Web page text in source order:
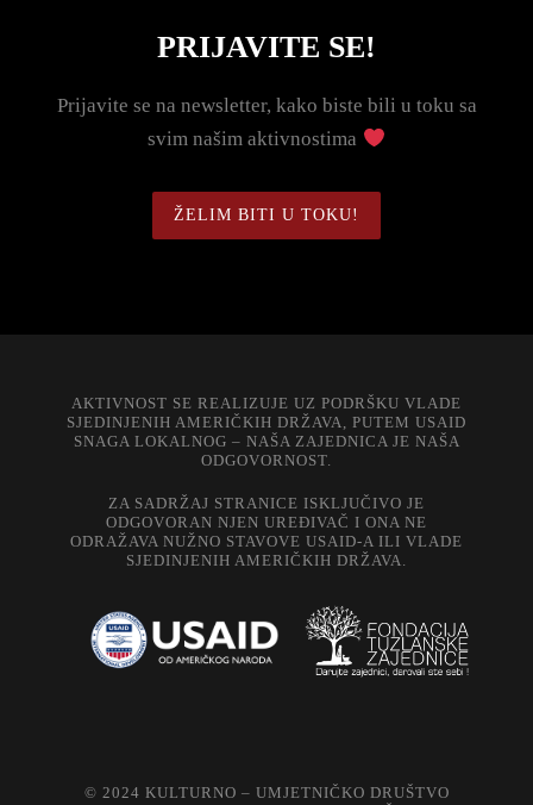
PRIJAVITE SE!
Prijavite se na newsletter, kako biste bili u toku sa
svim našim aktivnostima
ŽELIM BITI U TOKU!
AKTIVNOST SE REALIZUJE UZ PODRŠKU VLADE
SJEDINJENIH AMERIČKIH DRŽAVA, PUTEM USAID
SNAGA LOKALNOG – NAŠA ZAJEDNICA JE NAŠA
ODGOVORNOST.
ZA SADRŽAJ STRANICE ISKLJUČIVO JE
ODGOVORAN NJEN UREĐIVAČ I ONA NE
ODRAŽAVA NUŽNO STAVOVE USAID-A ILI VLADE
SJEDINJENIH AMERIČKIH DRŽAVA.
© 2024 KULTURNO – UMJETNIČKO DRUŠTVO